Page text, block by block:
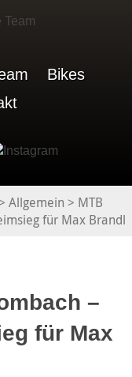
Bikes
Allgemein > MTB
für Max Brandl
–
für Max